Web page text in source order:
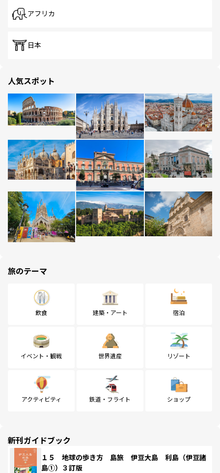
アフリカ
日本
人気スポット
旅のテーマ
飲食 建築・アート 宿泊
イベント・観戦 世界遺産 リゾート
アクティビティ 鉄道・フライト ショップ
新刊ガイドブック
１５ 地球の歩き方 島旅 伊豆大島 利島（伊豆諸
島①）３訂版